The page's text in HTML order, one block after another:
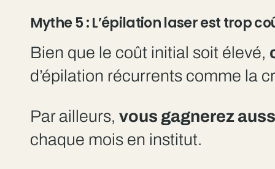
Mythe 5 : L’épilation laser est trop
Bien que le coût initial soit élevé,
d’épilation récurrents comme la
Par ailleurs, vous gagnerez
chaque mois en institut.